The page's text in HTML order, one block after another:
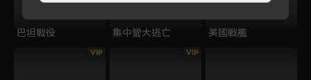
巴坦戰役 集中營大逃亡 美國戰艦
VIP VIP